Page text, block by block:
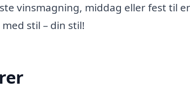
vinsmagning, middag eller fest til
stil – din stil!